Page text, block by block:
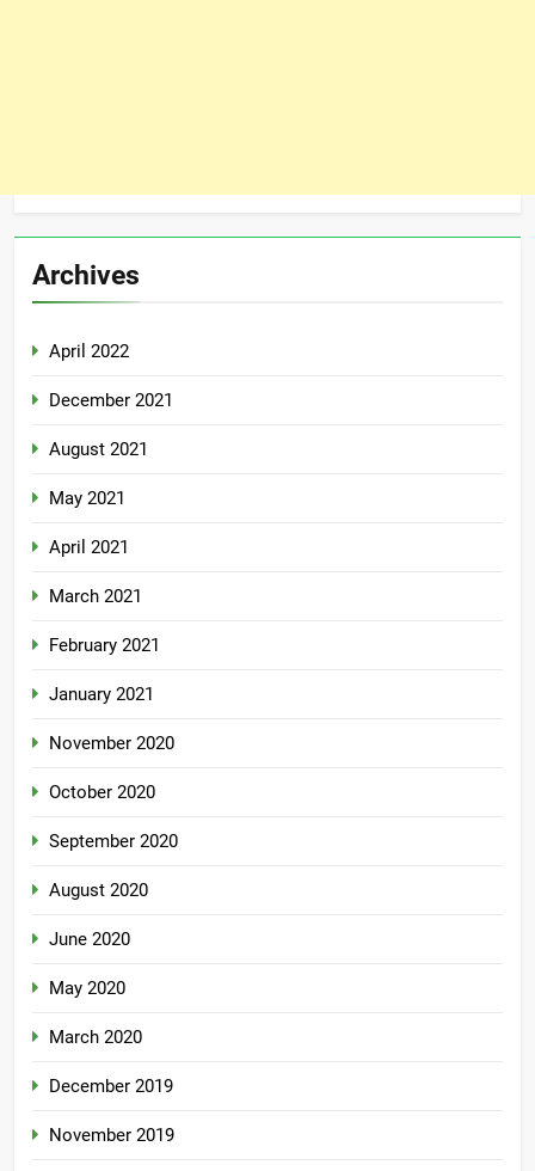
Archives
April 2022
December 2021
August 2021
May 2021
April 2021
March 2021
February 2021
January 2021
November 2020
October 2020
September 2020
August 2020
June 2020
May 2020
March 2020
December 2019
November 2019